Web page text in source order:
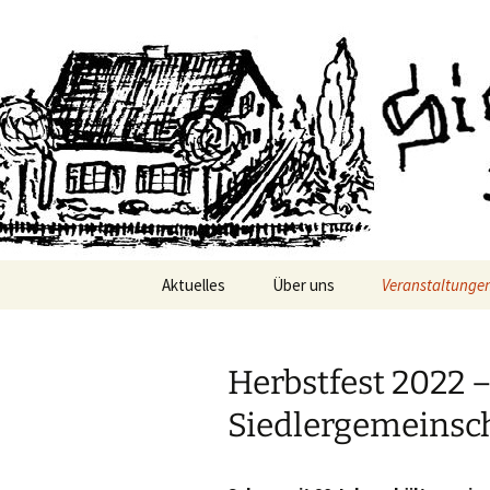
Aktuelles Über uns
Vorstand
Geschichte Besentag
Herbstfest 2022